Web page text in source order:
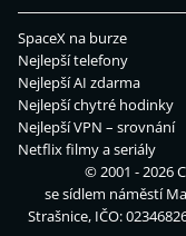
SpaceX na burze
Nejlepší telefony
Nejlepší AI zdarma
Nejlepší chytré hodinky
Nejlepší VPN – srovnání
Netflix filmy a seriály
© 2001 - 2026
se sídlem náměstí
Strašnice, IČO: